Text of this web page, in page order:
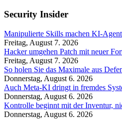
Security Insider
Manipulierte Skills machen KI-
Freitag, August 7. 2026
Hacker umgehen Patch mit neuer
Freitag, August 7. 2026
So holen Sie das Maximale aus
Donnerstag, August 6. 2026
Auch Meta-KI dringt in fremdes
Donnerstag, August 6. 2026
Kontrolle beginnt mit der Inventur,
Donnerstag, August 6. 2026